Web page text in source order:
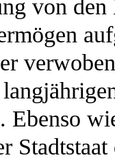
von
Ebenso